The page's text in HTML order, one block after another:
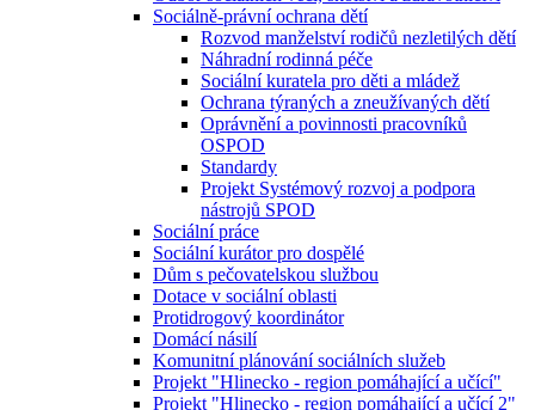
Sociálně-právní ochrana dětí
Rozvod manželství rodičů nezletilých dětí
Náhradní rodinná péče
Sociální kuratela pro děti a mládež
Ochrana týraných a zneužívaných dětí
Oprávnění a povinnosti pracovníků
OSPOD
Standardy
Projekt Systémový rozvoj a podpora
nástrojů SPOD
Sociální práce
Sociální kurátor pro dospělé
Dům s pečovatelskou službou
Dotace v sociální oblasti
Protidrogový koordinátor
Domácí násilí
Komunitní plánování sociálních služeb
Projekt "Hlinecko - region pomáhající a učící"
Projekt "Hlinecko - region pomáhající a učící 2"